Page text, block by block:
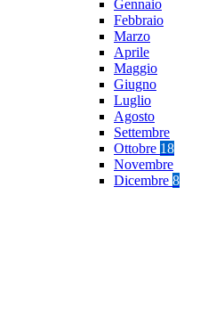
Gennaio
Febbraio
Marzo
Aprile
Maggio
Giugno
Luglio
Agosto
Settembre
Ottobre 18
Novembre
Dicembre 8